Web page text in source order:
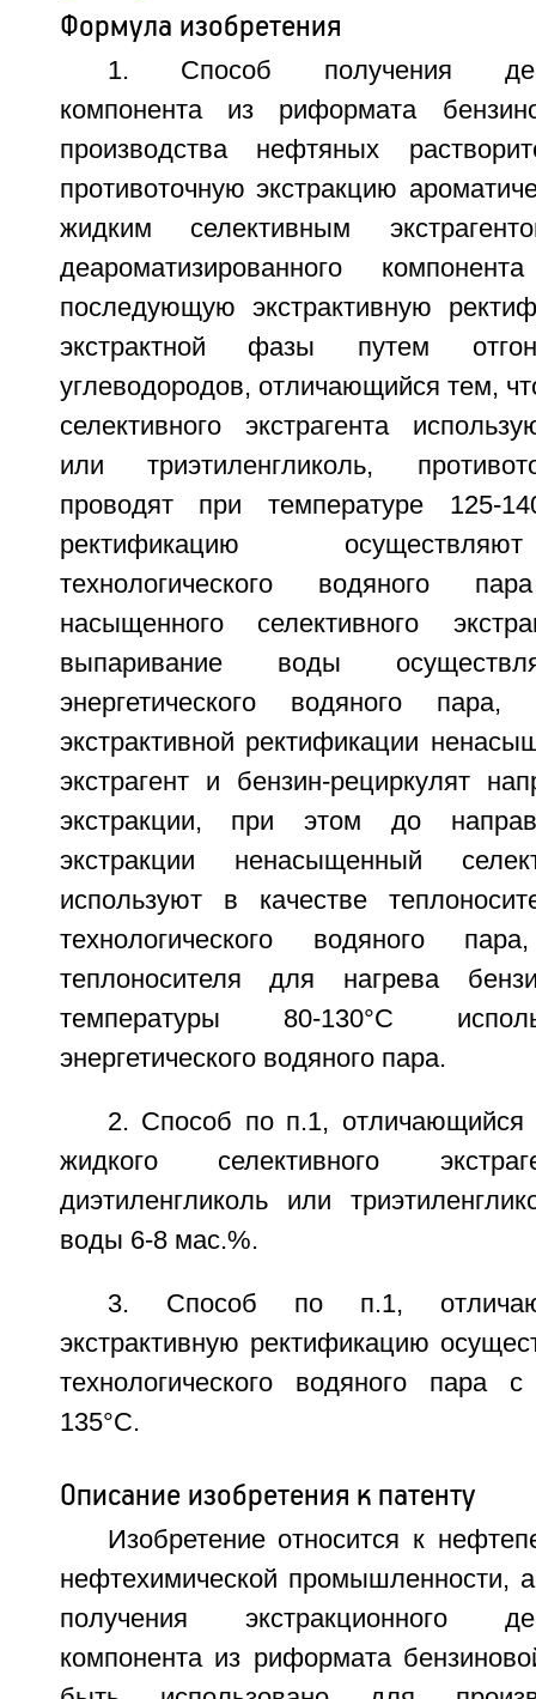
Формула изобретения
1. Способ получения
компонента из риформата
производства нефтяных
противоточную экстракцию
жидким селективным
деароматизированного
последующую экстрактивную
экстрактной фазы путем
углеводородов, отличающийся тем,
селективного экстрагента
или триэтиленгликоль,
проводят при температуре 125-
ректификацию
технологического водяного
насыщенного селективного
выпаривание воды
энергетического водяного
экстрактивной ректификации
экстрагент и бензин-рециркулят
экстракции, при этом до
экстракции ненасыщенный
используют в качестве
технологического водяного
теплоносителя для нагрева
температуры 80-130°С
энергетического водяного пара.
2. Способ по п.1, отличающийся
жидкого селективного
диэтиленгликоль или
воды 6-8 мас.%.
3. Способ по п.1,
экстрактивную ректификацию
технологического водяного пара
135°С.
Описание изобретения к патенту
Изобретение относится к
нефтехимической промышленности,
получения экстракционного
компонента из риформата